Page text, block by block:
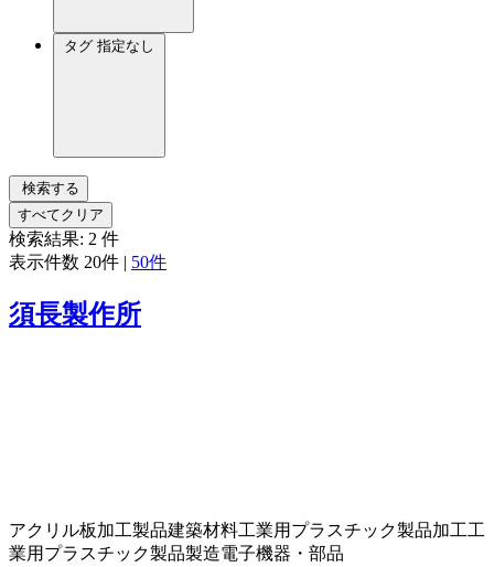
タグ 指定なし
検索する
すべてクリア
検索結果: 2 件
表示件数 20件 | 50件
須長製作所
アクリル板加工製品建築材料工業用プラスチック製品加工工
業用プラスチック製品製造電子機器・部品